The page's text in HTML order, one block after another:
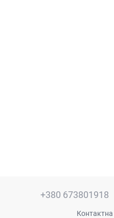
+380 673801918
Контактна